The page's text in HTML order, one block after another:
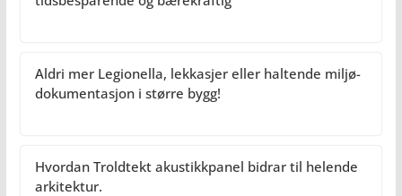
Aldri mer Legionella, lekkasjer eller haltende miljø-
dokumentasjon i større bygg!
Hvordan Troldtekt akustikkpanel bidrar til helende
arkitektur.